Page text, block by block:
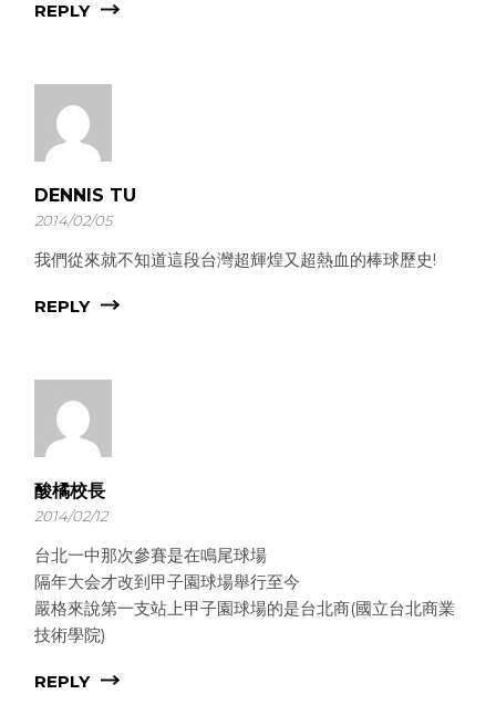
REPLY
DENNIS TU
2014/02/05
我們從來就不知道這段台灣超輝煌又超熱血的棒球歷史!
REPLY
酸橘校長
2014/02/12
台北一中那次參賽是在鳴尾球場
隔年大会才改到甲子園球場舉行至今
嚴格來說第一支站上甲子園球場的是台北商(國立台北商業
技術學院)
REPLY